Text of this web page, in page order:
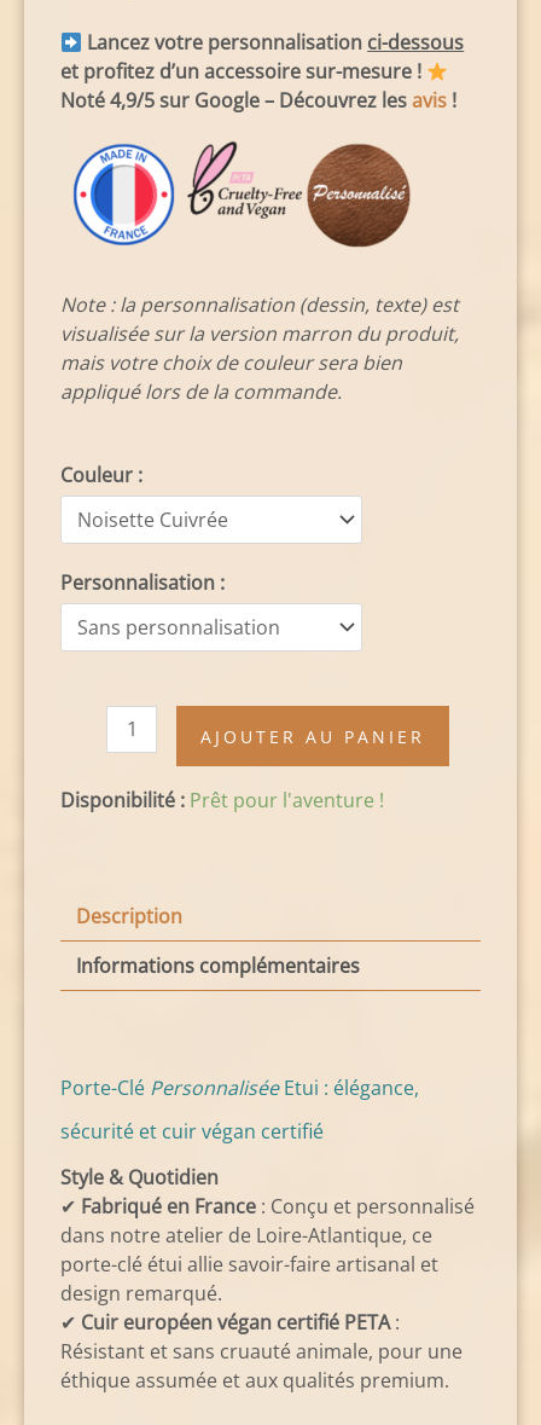
Lancez votre personnalisation ci-dessous
et profitez d’un accessoire sur-mesure !
Noté 4,9/5 sur Google – Découvrez lesavis !
Note : la personnalisation (dessin, texte) est
visualisée sur la version marron du produit,
mais votre choix de couleur sera bien
appliqué lors de la commande.
Couleur :
Personnalisation :
AJOUTER AU PANIER
Disponibilité : Prêt pour l'aventure !
Description
Informations complémentaires
Porte-Clé PersonnaliséeEtui : élégance,
sécurité et cuir végan certifié
Style & Quotidien
✔ Fabriqué en France : Conçu et personnalisé
dans notre atelier de Loire-Atlantique, ce
porte-clé étui allie savoir-faire artisanal et
design remarqué.
✔ Cuir européen végan certifié PETA:
Résistant et sans cruauté animale, pour une
éthique assumée et aux qualités premium.